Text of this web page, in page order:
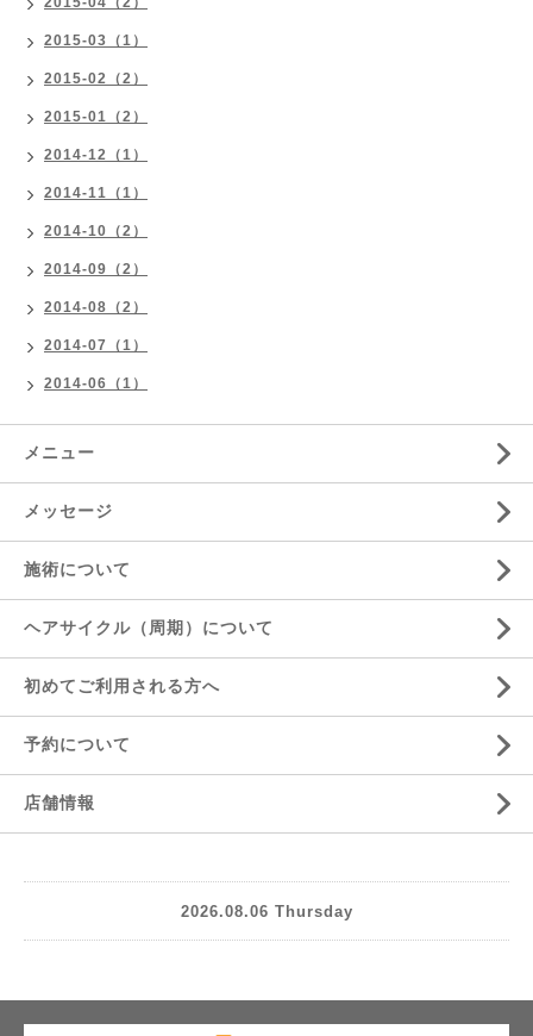
2015-03（1）
2015-02（2）
2015-01（2）
2014-12（1）
2014-11（1）
2014-10（2）
2014-09（2）
2014-08（2）
2014-07（1）
2014-06（1）
メニュー
メッセージ
施術について
ヘアサイクル（周期）について
初めてご利用される方へ
予約について
店舗情報
2026.08.06 Thursday